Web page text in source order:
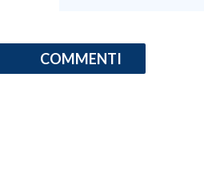
SPIAGGECOMMENTI